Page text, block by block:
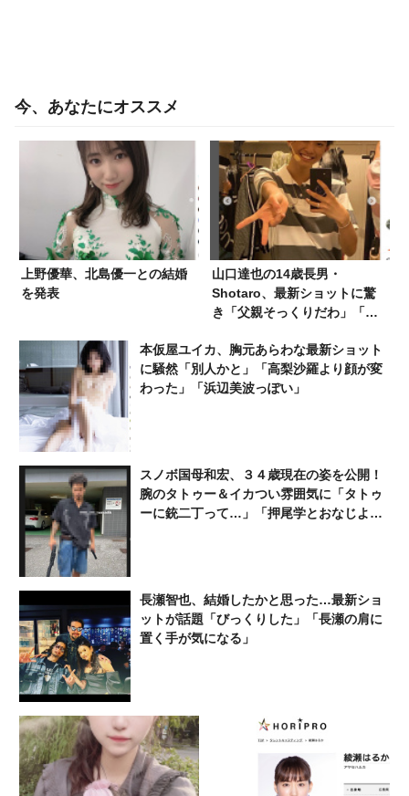
今、あなたにオススメ
上野優華、北島優一との結婚
を発表
山口達也の14歳長男・
Shotaro、最新ショットに驚
き「父親そっくりだわ」「似
が…
本仮屋ユイカ、胸元あらわな最新ショット
に騒然「別人かと」「高梨沙羅より顔が変
わった」「浜辺美波っぽい」
スノボ国母和宏、３４歳現在の姿を公開！
腕のタトゥー＆イカつい雰囲気に「タトゥ
ーに銃二丁って…」「押尾学とおなじよう
長瀬智也、結婚したかと思った…最新ショ
ットが話題「びっくりした」「長瀬の肩に
置く手が気になる」